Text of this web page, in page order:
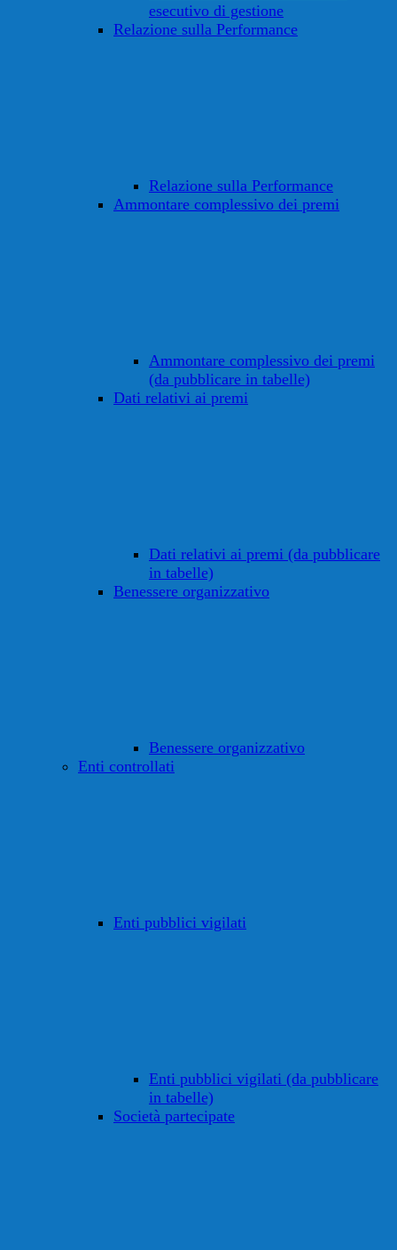
esecutivo di gestione
Relazione sulla Performance
Relazione sulla Performance
Ammontare complessivo dei premi
Ammontare complessivo dei premi
(da pubblicare in tabelle)
Dati relativi ai premi
Dati relativi ai premi (da pubblicare
in tabelle)
Benessere organizzativo
Benessere organizzativo
Enti controllati
Enti pubblici vigilati
Enti pubblici vigilati (da pubblicare
in tabelle)
Società partecipate